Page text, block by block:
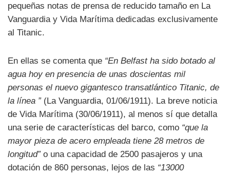
pequeñas notas de prensa de reducido tamaño en La
Vanguardia y Vida Marítima dedicadas exclusivamente
al Titanic.
En ellas se comenta que “En Belfast ha sido botado al
agua hoy en presencia de unas doscientas mil
personas el nuevo gigantesco transatlántico Titanic, de
la línea ”(La Vanguardia, 01/06/1911). La breve noticia
de Vida Marítima (30/06/1911), al menos sí que detalla
una serie de características del barco, como “que la
mayor pieza de acero empleada tiene 28 metros de
longitud”o una capacidad de 2500 pasajeros y una
dotación de 860 personas, lejos de las “13000